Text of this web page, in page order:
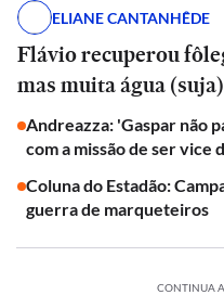
ELIANE CANTANHÊDE
Flávio recuperou
mas muita água
Andreazza: 'Gaspar não
com a missão de ser vice
Coluna do Estadão:
guerra de marqueteiros
CONTINUA